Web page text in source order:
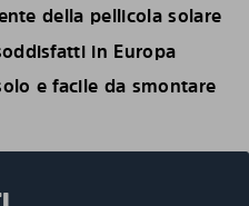
della pellicola solare
in Europa
e facile da smontare